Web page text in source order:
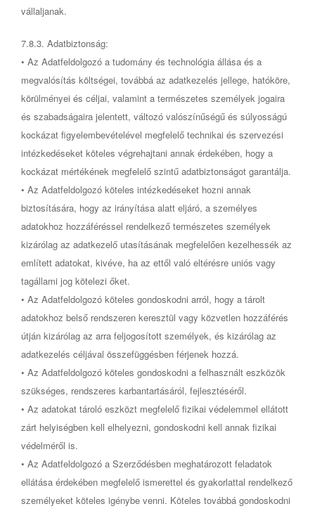
vállaljanak.
7.8.3. Adatbiztonság:
• Az Adatfeldolgozó a tudomány és technológia állása és a
megvalósítás költségei, továbbá az adatkezelés jellege, hatóköre,
körülményei és céljai, valamint a természetes személyek jogaira
és szabadságaira jelentett, változó valószínűségű és súlyosságú
kockázat figyelembevételével megfelelő technikai és szervezési
intézkedéseket köteles végrehajtani annak érdekében, hogy a
kockázat mértékének megfelelő szintű adatbiztonságot garantálja.
• Az Adatfeldolgozó köteles intézkedéseket hozni annak
biztosítására, hogy az irányítása alatt eljáró, a személyes
adatokhoz hozzáféréssel rendelkező természetes személyek
kizárólag az adatkezelő utasításának megfelelően kezelhessék az
említett adatokat, kivéve, ha az ettől való eltérésre uniós vagy
tagállami jog kötelezi őket.
• Az Adatfeldolgozó köteles gondoskodni arról, hogy a tárolt
adatokhoz belső rendszeren keresztül vagy közvetlen hozzáférés
útján kizárólag az arra feljogosított személyek, és kizárólag az
adatkezelés céljával összefüggésben férjenek hozzá.
• Az Adatfeldolgozó köteles gondoskodni a felhasznált eszközök
szükséges, rendszeres karbantartásáról, fejlesztéséről.
• Az adatokat tároló eszközt megfelelő fizikai védelemmel ellátott
zárt helyiségben kell elhelyezni, gondoskodni kell annak fizikai
védelméről is.
• Az Adatfeldolgozó a Szerződésben meghatározott feladatok
ellátása érdekében megfelelő ismerettel és gyakorlattal rendelkező
személyeket köteles igénybe venni. Köteles továbbá gondoskodni